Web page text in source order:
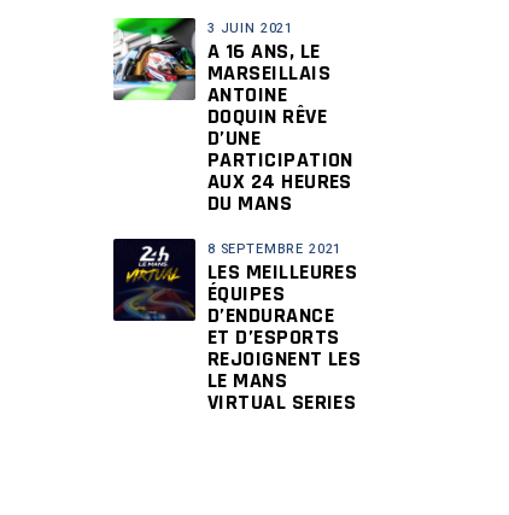
3 JUIN 2021
A 16 ANS, LE
MARSEILLAIS
ANTOINE
DOQUIN RÊVE
D’UNE
PARTICIPATION
AUX 24 HEURES
DU MANS
8 SEPTEMBRE 2021
LES MEILLEURES
ÉQUIPES
D’ENDURANCE
ET D’ESPORTS
REJOIGNENT LES
LE MANS
VIRTUAL SERIES